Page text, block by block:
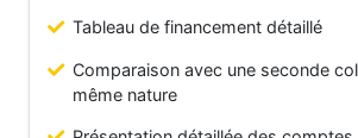
Tableau de financement détaillé
Comparaison avec une seconde
même nature